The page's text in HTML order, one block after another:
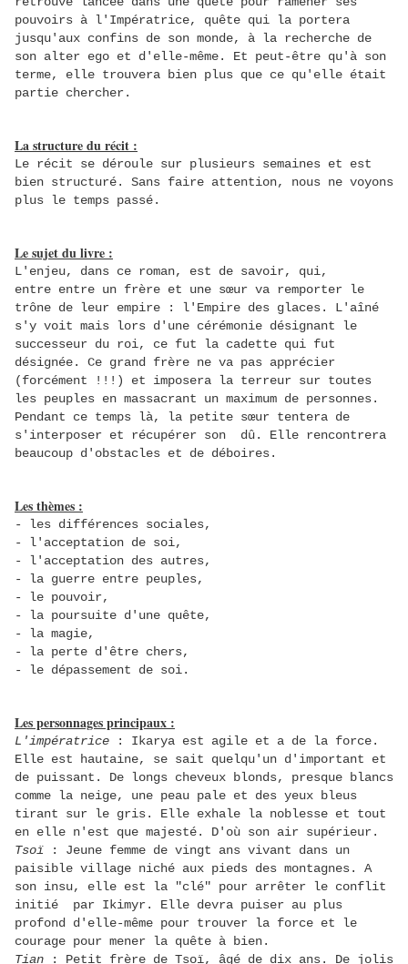
pouvoirs à l'Impératrice, quête qui la portera
jusqu'aux confins de son monde, à la recherche de
son alter ego et d'elle-même. Et peut-être qu'à son
terme, elle trouvera bien plus que ce qu'elle était
partie chercher.
La structure du récit :
Le récit se déroule sur plusieurs semaines et est
bien structuré. Sans faire attention, nous ne voyons
plus le temps passé.
Le sujet du livre :
L'enjeu, dans ce roman, est de savoir, qui,
entre entre un frère et une sœur va remporter le
trône de leur empire : l'Empire des glaces. L'aîné
s'y voit mais lors d'une cérémonie désignant le
successeur du roi, ce fut la cadette qui fut
désignée. Ce grand frère ne va pas apprécier
(forcément !!!) et imposera la terreur sur toutes
les peuples en massacrant un maximum de personnes.
Pendant ce temps là, la petite sœur tentera de
s'interposer et récupérer son dû. Elle rencontrera
beaucoup d'obstacles et de déboires.
Les thèmes :
- les différences sociales,
- l'acceptation de soi,
- l'acceptation des autres,
- la guerre entre peuples,
- le pouvoir,
- la poursuite d'une quête,
- la magie,
- la perte d'être chers,
- le dépassement de soi.
Les personnages principaux :
L'impératrice
: Ikarya est agile et a de la force.
Elle est hautaine, se sait quelqu'un d'important et
de puissant. De longs cheveux blonds, presque blancs
comme la neige, une peau pale et des yeux bleus
tirant sur le gris. Elle exhale la noblesse et tout
en elle n'est que majesté. D'où son air supérieur.
Tsoï
: Jeune femme de vingt ans vivant dans un
paisible village niché aux pieds des montagnes. A
son insu, elle est la "clé" pour arrêter le conflit
initié par Ikimyr. Elle devra puiser au plus
profond d'elle-même pour trouver la force et le
courage pour mener la quête à bien.
Tian
: Petit frère de Tsoï, âgé de dix ans. De jolis